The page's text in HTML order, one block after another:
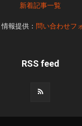
新着記事一覧
報提供： 問い合わせフ
RSS feed